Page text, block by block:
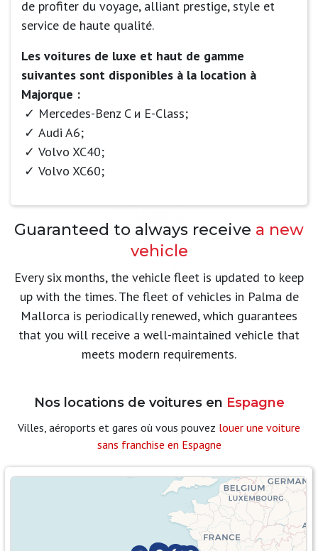
de profiter du voyage, alliant prestige, style et
service de haute qualité.
Les voitures de luxe et haut de gamme
suivantes sont disponibles à la location à
Majorque :
Mercedes-Benz C и E-Class;
Audi A6;
Volvo XC40;
Volvo XC60;
Guaranteed to always receive a new
vehicle
Every six months, the vehicle fleet is updated to keep
up with the times. The fleet of vehicles in Palma de
Mallorca is periodically renewed, which guarantees
that you will receive a well-maintained vehicle that
meets modern requirements.
Nos locations de voitures en Espagne
Villes, aéroports et gares où vous pouvez louer une voiture
sans franchise en Espagne